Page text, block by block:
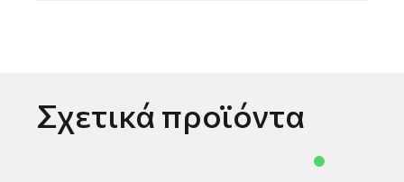
Σχετικά προϊόντα